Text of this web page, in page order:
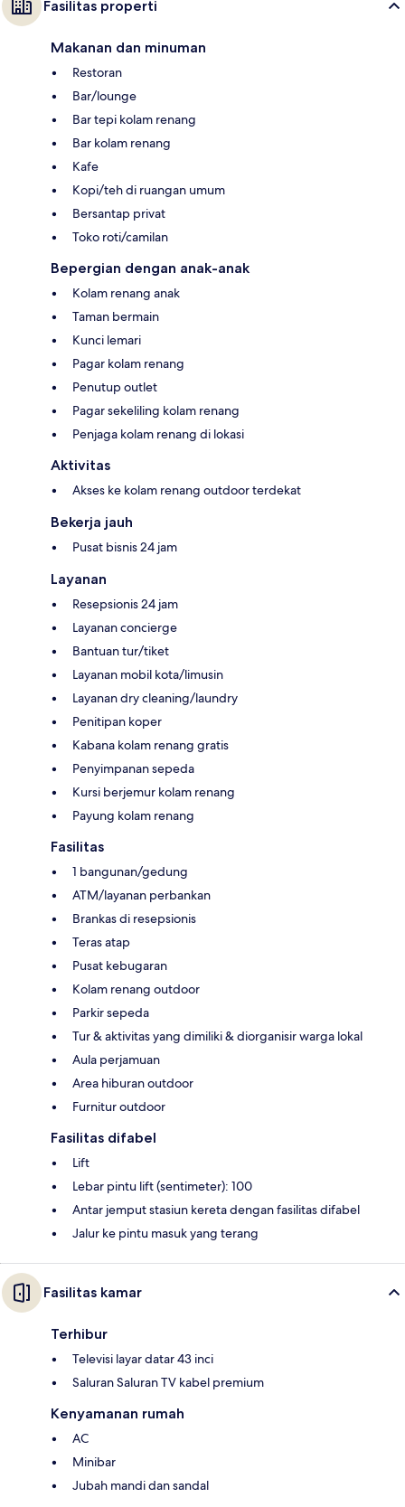
Fasilitas properti
Makanan dan minuman
Restoran
Bar/lounge
Bar tepi kolam renang
Bar kolam renang
Kafe
Kopi/teh di ruangan umum
Bersantap privat
Toko roti/camilan
Bepergian dengan anak-anak
Kolam renang anak
Taman bermain
Kunci lemari
Pagar kolam renang
Penutup outlet
Pagar sekeliling kolam renang
Penjaga kolam renang di lokasi
Aktivitas
Akses ke kolam renang outdoor terdekat
Bekerja jauh
Pusat bisnis 24 jam
Layanan
Resepsionis 24 jam
Layanan concierge
Bantuan tur/tiket
Layanan mobil kota/limusin
Layanan dry cleaning/laundry
Penitipan koper
Kabana kolam renang gratis
Penyimpanan sepeda
Kursi berjemur kolam renang
Payung kolam renang
Fasilitas
1 bangunan/gedung
ATM/layanan perbankan
Brankas di resepsionis
Teras atap
Pusat kebugaran
Kolam renang outdoor
Parkir sepeda
Tur & aktivitas yang dimiliki & diorganisir warga lokal
Aula perjamuan
Area hiburan outdoor
Furnitur outdoor
Fasilitas difabel
Lift
Lebar pintu lift (sentimeter): 100
Antar jemput stasiun kereta dengan fasilitas difabel
Jalur ke pintu masuk yang terang
Fasilitas kamar
Terhibur
Televisi layar datar 43 inci
Saluran Saluran TV kabel premium
Kenyamanan rumah
AC
Minibar
Jubah mandi dan sandal